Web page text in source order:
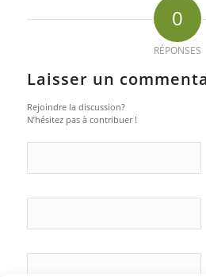
0
RÉPONSES
Laisser un
Rejoindre la discussion?
N’hésitez pas à contribuer !